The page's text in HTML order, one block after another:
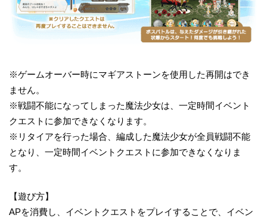
※ゲームオーバー時にマギアストーンを使用した再開はでき
ません。
※戦闘不能になってしまった魔法少女は、一定時間イベント
クエストに参加できなくなります。
※リタイアを行った場合、編成した魔法少女が全員戦闘不能
となり、一定時間イベントクエストに参加できなくなりま
す。
【遊び方】
APを消費し、イベントクエストをプレイすることで、イベン